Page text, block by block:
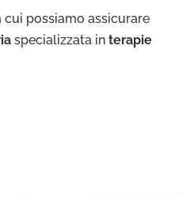
cui possiamo assicurare
specializzata in terapie